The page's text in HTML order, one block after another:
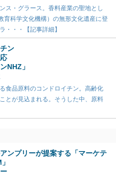
ス・グラース。香料産業の聖地とし
育科学文化機構）の無形文化遺産に登
・・・【記事詳細】
ン
NHZ」
食品原料のコンドロイチン。高齢化
とが見込まれる。そうした中、原料
ンプリーが提案する「マーケテ